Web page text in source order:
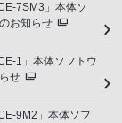
7SM3」本体ソ
お知らせ
1」本体ソフトウ
せ
9M2」本体ソフ